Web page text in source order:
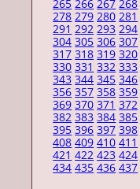
265 266 267 268
278 279 280 281
291 292 293 294
304 305 306 307
317 318 319 320
330 331 332 333
343 344 345 346
356 357 358 359
369 370 371 372
382 383 384 385
395 396 397 398
408 409 410 411
421 422 423 424
434 435 436 437